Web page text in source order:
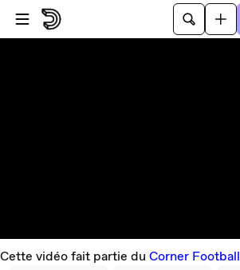
Passer au player
Passer au contenu principal
Cette vidéo fait partie du Corner Football